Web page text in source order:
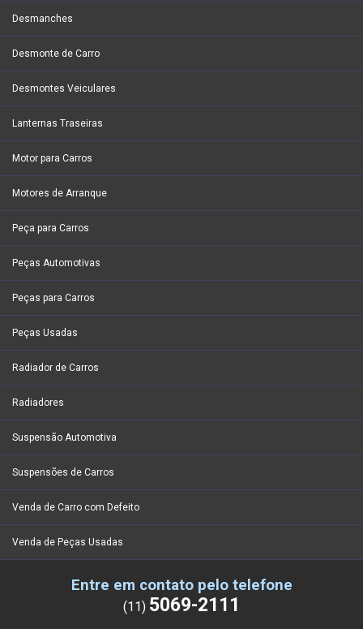
Desmanches
Desmonte de Carro
Desmontes Veiculares
Lanternas Traseiras
Motor para Carros
Motores de Arranque
Peça para Carros
Peças Automotivas
Peças para Carros
Peças Usadas
Radiador de Carros
Radiadores
Suspensão Automotiva
Suspensões de Carros
Venda de Carro com Defeito
Venda de Peças Usadas
Entre em contato pelo telefone
(11) 5069-2111